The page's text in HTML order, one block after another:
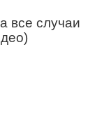
все случаи